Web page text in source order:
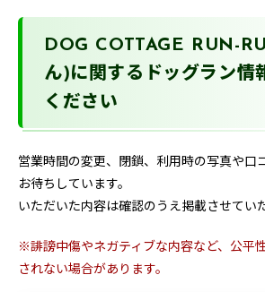
DOG COTTAGE RUN-
ん)に関するドッグラン情
ください
営業時間の変更、閉鎖、利用時の写真や口
お待ちしています。
いただいた内容は確認のうえ掲載させてい
※誹謗中傷やネガティブな内容など、公平
されない場合があります。